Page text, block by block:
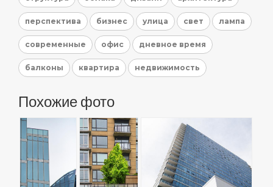
перспектива бизнес улица свет лампа
современные офис дневное время
балконы квартира недвижимость
Похожие фото